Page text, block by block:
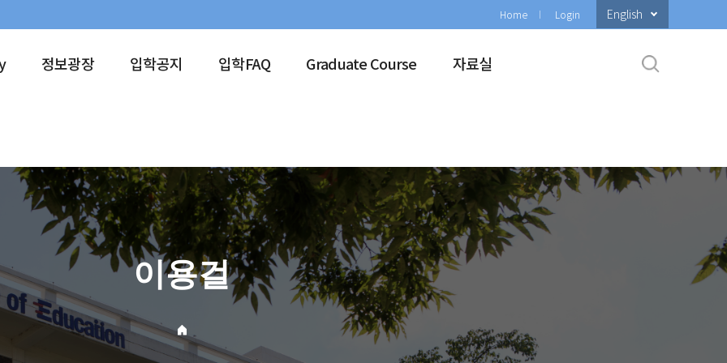
Home Login English
정보광장 입학공지 입학FAQ Graduate Course 자료실
이용걸